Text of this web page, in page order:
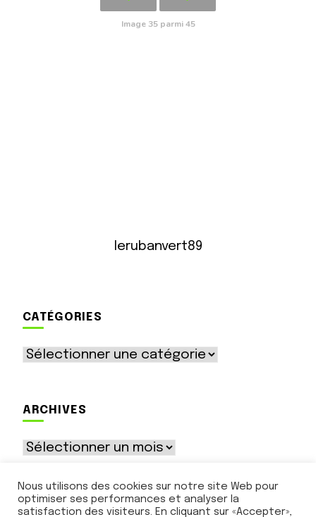
Image 35 parmi 45
lerubanvert89
CATÉGORIES
Catégories
ARCHIVES
Archives
Nous utilisons des cookies sur notre site Web pour
optimiser ses performances et analyser la
satisfaction des visiteurs. En cliquant sur «Accepter»,